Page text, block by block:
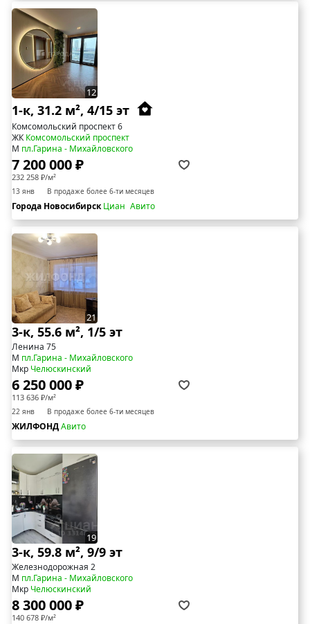
12
1-к, 31.2 м², 4/15 эт
Комсомольский проспект 6
ЖККомсомольский проспект
М пл.Гарина - Михайловского
7 200 000 ₽
232 258 ₽/м²
13 янв В продаже более 6-ти месяцев
Города НовосибирскЦиан Авито
21
3-к, 55.6 м², 1/5 эт
Ленина 75
М пл.Гарина - Михайловского
Мкр Челюскинский
6 250 000 ₽
113 636 ₽/м²
22 янв В продаже более 6-ти месяцев
ЖИЛФОНДАвито
19
3-к, 59.8 м², 9/9 эт
Железнодорожная 2
М пл.Гарина - Михайловского
Мкр Челюскинский
8 300 000 ₽
140 678 ₽/м²